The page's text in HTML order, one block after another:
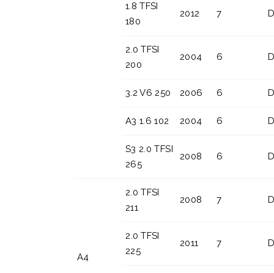
1.8 TFSI
180
2012 7
2.0 TFSI
200
2004 6
3.2 V6 250 2006 6
A3 1.6 102 2004 6
S3 2.0 TFSI
265
2008 6
A4
2.0 TFSI
211
2008 7
2.0 TFSI
225
2011 7